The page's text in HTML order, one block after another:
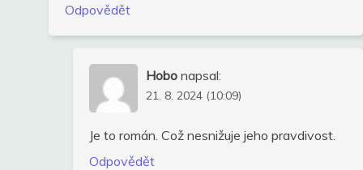
Odpovědět
Hobo napsal:
21. 8. 2024 (10:09)
Je to román. Což nesnižuje jeho pravdivost.
Odpovědět